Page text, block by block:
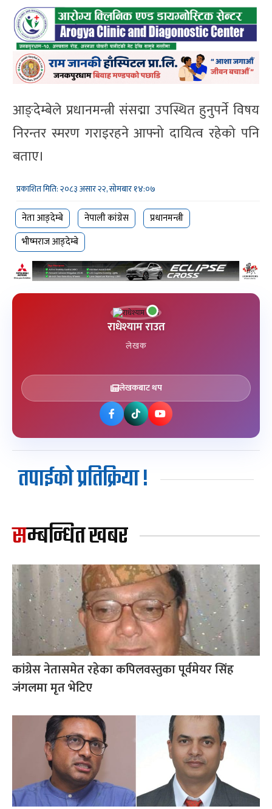
आङ्देम्बेले प्रधानमन्त्री संसद्मा उपस्थित हुनुपर्ने विषय
निरन्तर स्मरण गराइरहने आफ्नो दायित्व रहेको पनि
बताए।
प्रकाशित मिति: २०८३ असार २२, सोमबार १४:०७
नेता आङ्देम्बे नेपाली कांग्रेस
प्रधानमन्त्री
भीष्मराज आङ्देम्बे
राधेश्याम राउत
लेखक
लेखकबाट थप
तपाईको प्रतिक्रिया !
सम्बन्धित खबर
कांग्रेस नेतासमेत रहेका कपिलवस्तुका पूर्वमेयर सिंह
जंगलमा मृत भेटिए